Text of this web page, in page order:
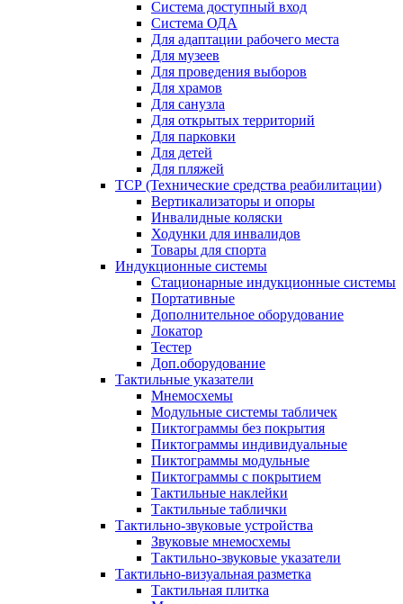
Система доступный вход
Система ОДА
Для адаптации рабочего места
Для музеев
Для проведения выборов
Для храмов
Для санузла
Для открытых территорий
Для парковки
Для детей
Для пляжей
ТСР (Технические средства реабилитации)
Вертикализаторы и опоры
Инвалидные коляски
Ходунки для инвалидов
Товары для спорта
Индукционные системы
Стационарные индукционные системы
Портативные
Дополнительное оборудование
Локатор
Тестер
Доп.оборудование
Тактильные указатели
Мнемосхемы
Модульные системы табличек
Пиктограммы без покрытия
Пиктограммы индивидуальные
Пиктограммы модульные
Пиктограммы с покрытием
Тактильные наклейки
Тактильные таблички
Тактильно-звуковые устройства
Звуковые мнемосхемы
Тактильно-звуковые указатели
Тактильно-визуальная разметка
Тактильная плитка